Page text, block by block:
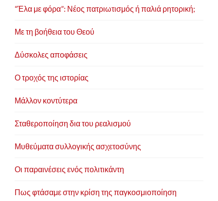
“Έλα με φόρα”: Νέος πατριωτισμός ή παλιά ρητορική;
Με τη βοήθεια του Θεού
Δύσκολες αποφάσεις
Ο τροχός της ιστορίας
Μάλλον κοντύτερα
Σταθεροποίηση δια του ρεαλισμού
Μυθεύματα συλλογικής ασχετοσύνης
Οι παραινέσεις ενός πολιτικάντη
Πως φτάσαμε στην κρίση της παγκοσμιοποίηση